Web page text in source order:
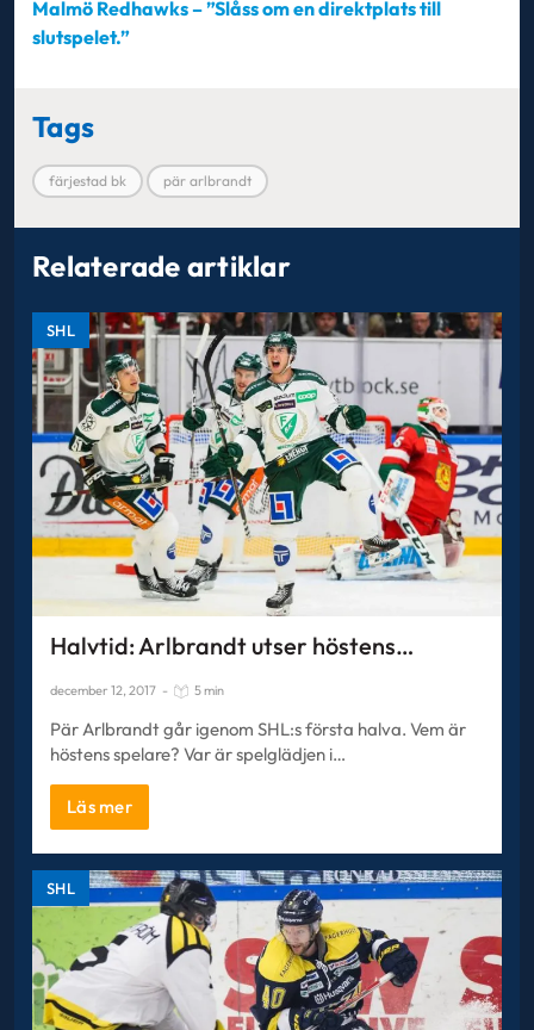
Malmö Redhawks – ”Slåss om en direktplats till
slutspelet.”
Tags
färjestad bk pär arlbrandt
Relaterade artiklar
SHL
Halvtid: Arlbrandt utser höstens…
december 12, 2017 - 5 min
Pär Arlbrandt går igenom SHL:s första halva. Vem är
höstens spelare? Var är spelglädjen i…
Läs mer
SHL